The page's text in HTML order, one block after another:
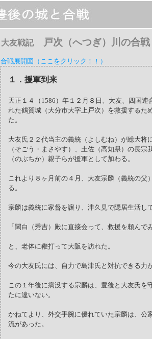
大友戦記戸次（へつぎ）川の合戦
合戦展開図（ここをクリック！！）
１．援軍到来
天正１４（1586）年１２月８日、大友、四国
れた鶴賀城（大分市大字上戸次）を救援するた
た。
大友氏２２代当主の義統（よしむね）が総大
（そごう・まさやす）、土佐（高知県）の長
（のぶちか）親子らが援軍として加わる。
これより８ヶ月前の４月、大友宗麟（義統の父
る。
宗麟は義統に家督を譲り、津久見で隠居生活し
「関白（秀吉）殿に直接会って、救援を頼んで
と、老体に鞭打って大阪を訪れた。
今の大友氏には、自力で島津氏と対抗できる力
この１年後に病没する宗麟は、豊後と大友氏
たに違いない。
かねてより、外交手腕に優れていた宗麟は、公
流があった。